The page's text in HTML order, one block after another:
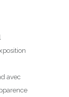
avec